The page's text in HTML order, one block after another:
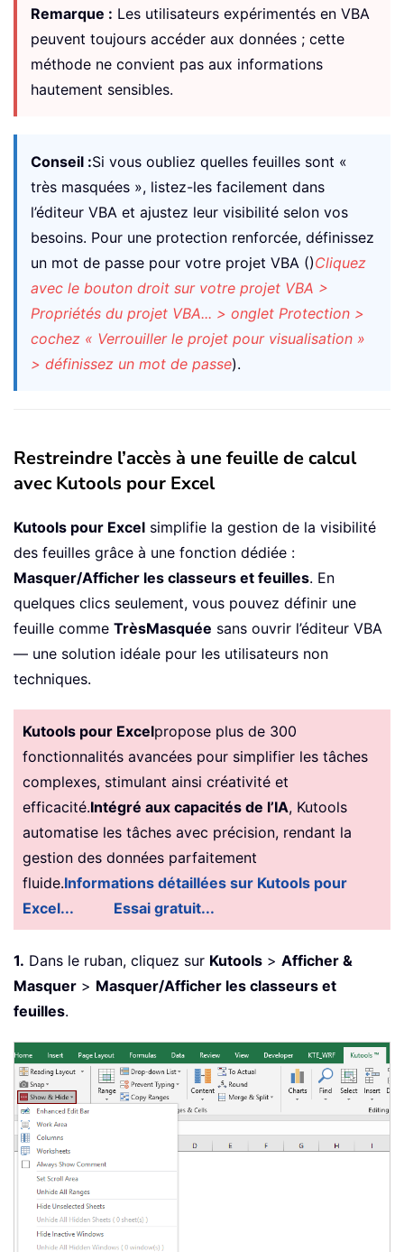
Remarque : Les utilisateurs expérimentés en VBA
peuvent toujours accéder aux données ; cette
méthode ne convient pas aux informations
hautement sensibles.
Conseil :Si vous oubliez quelles feuilles sont «
très masquées », listez-les facilement dans
l’éditeur VBA et ajustez leur visibilité selon vos
besoins. Pour une protection renforcée, définissez
un mot de passe pour votre projet VBA ()Cliquez
avec le bouton droit sur votre projet VBA >
Propriétés du projet VBA... > onglet Protection >
cochez « Verrouiller le projet pour visualisation »
> définissez un mot de passe).
Restreindre l’accès à une feuille de calcul
avec Kutools pour Excel
Kutools pour Excel simplifie la gestion de la visibilité
des feuilles grâce à une fonction dédiée :
Masquer/Afficher les classeurs et feuilles. En
quelques clics seulement, vous pouvez définir une
feuille comme TrèsMasquée sans ouvrir l’éditeur VBA
— une solution idéale pour les utilisateurs non
techniques.
Kutools pour Excelpropose plus de 300
fonctionnalités avancées pour simplifier les tâches
complexes, stimulant ainsi créativité et
efficacité.Intégré aux capacités de l’IA, Kutools
automatise les tâches avec précision, rendant la
gestion des données parfaitement
fluide.Informations détaillées sur Kutools pour
Excel...
Essai gratuit...
1. Dans le ruban, cliquez sur Kutools > Afficher &
Masquer > Masquer/Afficher les classeurs et
feuilles.